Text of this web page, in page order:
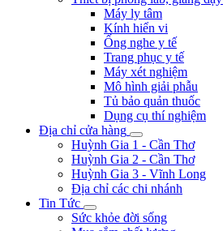
Máy ly tâm
Kính hiển vi
Ống nghe y tế
Trang phục y tế
Máy xét nghiệm
Mô hình giải phẫu
Tủ bảo quản thuốc
Dụng cụ thí nghiệm
Địa chỉ cửa hàng
Huỳnh Gia 1 - Cần Thơ
Huỳnh Gia 2 - Cần Thơ
Huỳnh Gia 3 - Vĩnh Long
Địa chỉ các chi nhánh
Tin Tức
Sức khỏe đời sống